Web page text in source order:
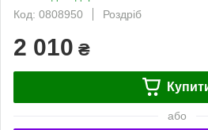
Код: 0808950
Роздріб
2 010 ₴
або